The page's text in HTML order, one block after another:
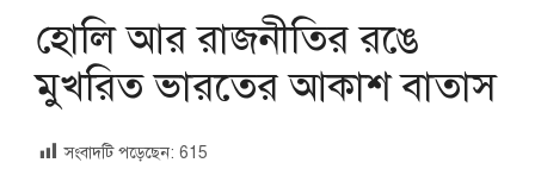
হোলি আর রাজনীতির রঙে
মুখরিত ভারতের আকাশ বাতাস
সংবাদটি পড়েছেন: 615